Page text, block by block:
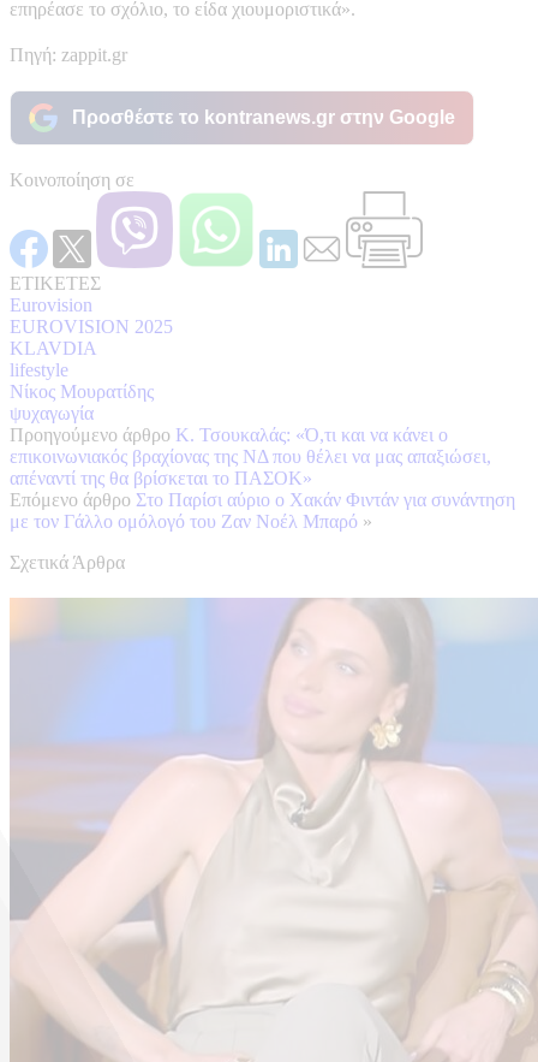
επηρέασε το σχόλιο, το είδα χιουμοριστικά».
Πηγή: zappit.gr
Προσθέστε το kontranews.gr στην Google
Κοινοποίηση σε
ΕΤΙΚΕΤΕΣ
Eurovision
EUROVISION 2025
KLAVDIA
lifestyle
Νίκος Μουρατίδης
ψυχαγωγία
Προηγούμενο άρθρο Κ. Τσουκαλάς: «Ό,τι και να κάνει ο
επικοινωνιακός βραχίονας της ΝΔ που θέλει να μας απαξιώσει,
απέναντί της θα βρίσκεται το ΠΑΣΟΚ»
Επόμενο άρθρο Στο Παρίσι αύριο ο Χακάν Φιντάν για συνάντηση
με τον Γάλλο ομόλογό του Ζαν Νοέλ Μπαρό »
Σχετικά Άρθρα